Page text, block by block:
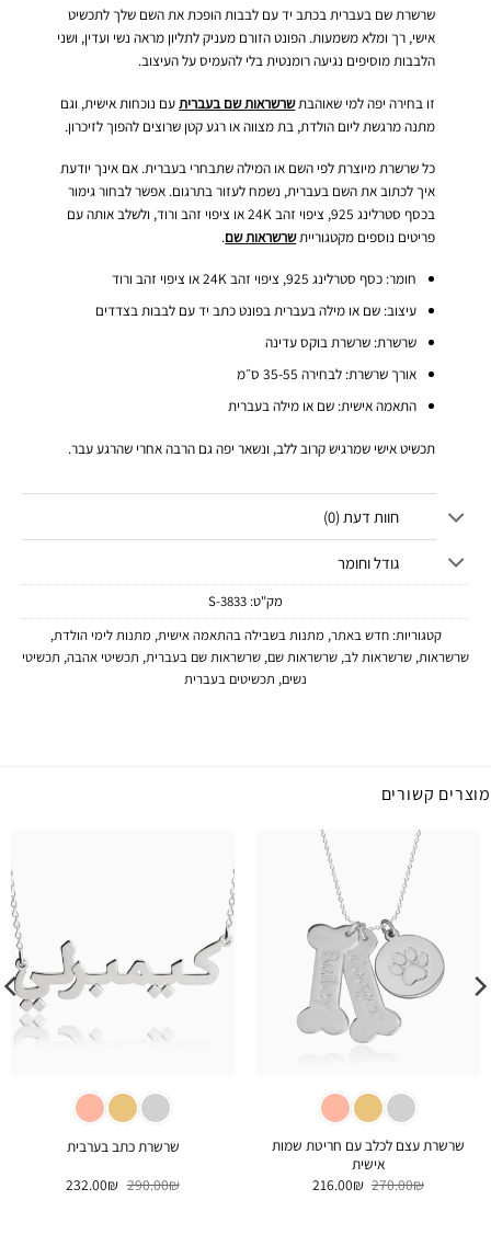
שרשרת שם בעברית בכתב יד עם לבבות הופכת את השם שלך לתכשיט
אישי, רך ומלא משמעות. הפונט הזורם מעניק לתליון מראה נשי ועדין, ושני
הלבבות מוסיפים נגיעה רומנטית בלי להעמיס על העיצוב.
זו בחירה יפה למי שאוהבתשרשראות שם בעבריתעם נוכחות אישית, וגם
מתנה מרגשת ליום הולדת, בת מצווה או רגע קטן שרוצים להפוך לזיכרון.
כל שרשרת מיוצרת לפי השם או המילה שתבחרי בעברית. אם אינך יודעת
איך לכתוב את השם בעברית, נשמח לעזור בתרגום. אפשר לבחור גימור
בכסף סטרלינג 925, ציפוי זהב 24K או ציפוי זהב ורוד, ולשלב אותה עם
פריטים נוספים מקטגורייתשרשראות שם.
חומר: כסף סטרלינג 925, ציפוי זהב 24K או ציפוי זהב ורוד
עיצוב: שם או מילה בעברית בפונט כתב יד עם לבבות בצדדים
שרשרת: שרשרת בוקס עדינה
אורך שרשרת: לבחירה 35-55 ס״מ
התאמה אישית: שם או מילה בעברית
תכשיט אישי שמרגיש קרוב ללב, ונשאר יפה גם הרבה אחרי שהרגע עבר.
חוות דעת (0)
גודל וחומר
מק"ט: 3833-S
קטגוריות:חדש באתר, מתנות בשבילה בהתאמה אישית, מתנות לימי הולדת,
שרשראות, שרשראות לב, שרשראות שם, שרשראות שם בעברית, תכשיטי אהבה, תכשיטי
נשים, תכשיטים בעברית
מוצרים קשורים
שרשרת עצם לכלב עם חריטת שמות
אישית
270.00₪ המחיר
המקורי
216.00₪ המחיר
שרשרת כתב בערבית
290.00₪ המחיר
המקורי
232.00₪ המחיר